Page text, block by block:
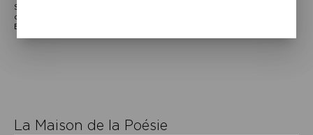
Soirée du Festival Café Amsterdam, dans le cadre de la
campagne Les Phares du Nord, initiée par l’Ambassade des Pays-
Bas et la Fondation des Lettres néerlandaises.
Navigation
La Maison de la Poésie